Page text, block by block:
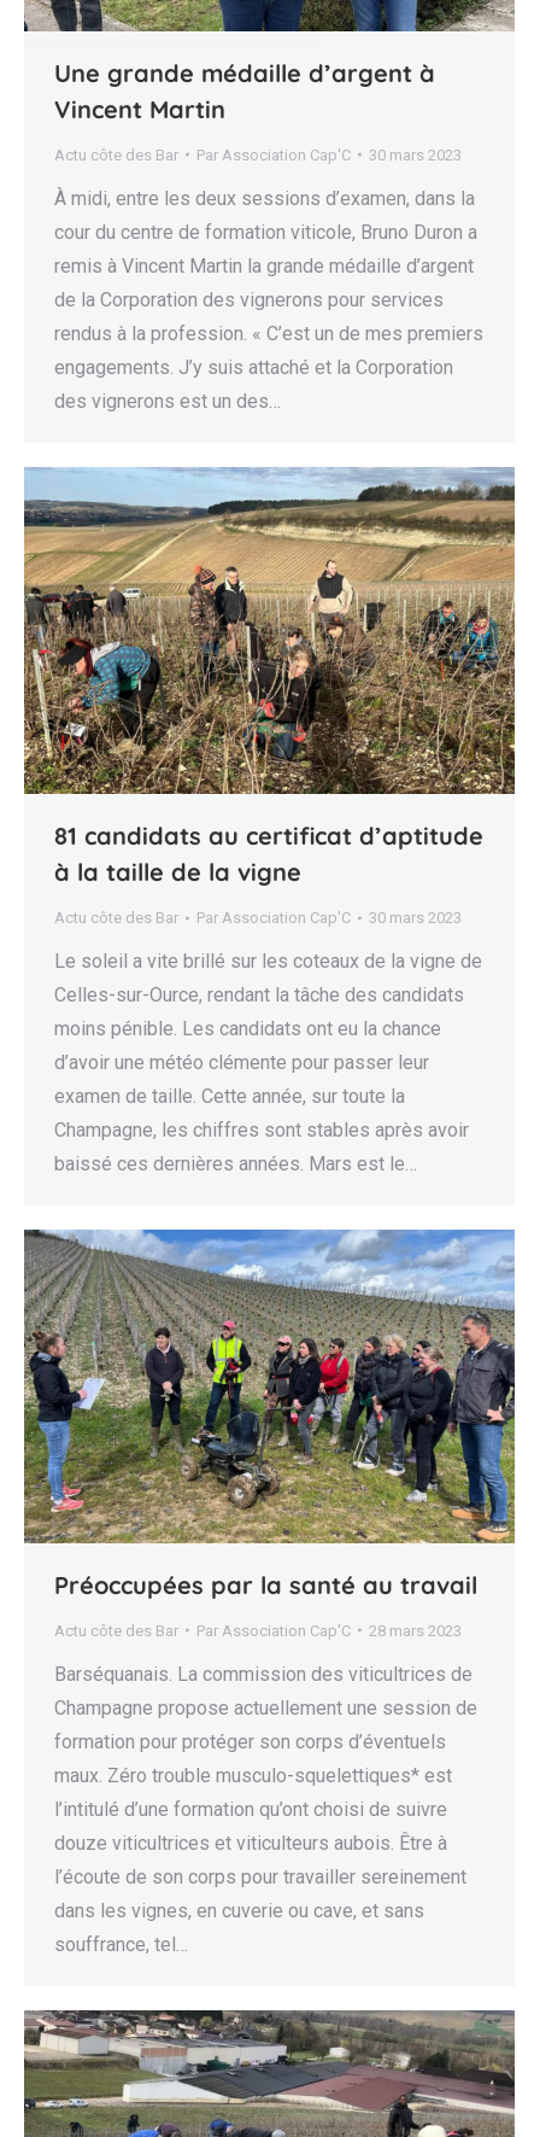
Une grande médaille d’argent à
Vincent Martin
Actu côte des Bar Par Association Cap'C 30 mars 2023
À midi, entre les deux sessions d’examen, dans la
cour du centre de formation viticole, Bruno Duron a
remis à Vincent Martin la grande médaille d’argent
de la Corporation des vignerons pour services
rendus à la profession. « C’est un de mes premiers
engagements. J’y suis attaché et la Corporation
des vignerons est un des…
81 candidats au certificat d’aptitude
à la taille de la vigne
Actu côte des Bar Par Association Cap'C 30 mars 2023
Le soleil a vite brillé sur les coteaux de la vigne de
Celles-sur-Ource, rendant la tâche des candidats
moins pénible. Les candidats ont eu la chance
d’avoir une météo clémente pour passer leur
examen de taille. Cette année, sur toute la
Champagne, les chiffres sont stables après avoir
baissé ces dernières années. Mars est le…
Préoccupées par la santé au travail
Actu côte des Bar Par Association Cap'C 28 mars 2023
Barséquanais. La commission des viticultrices de
Champagne propose actuellement une session de
formation pour protéger son corps d’éventuels
maux. Zéro trouble musculo-squelettiques* est
l’intitulé d’une formation qu’ont choisi de suivre
douze viticultrices et viticulteurs aubois. Être à
l’écoute de son corps pour travailler sereinement
dans les vignes, en cuverie ou cave, et sans
souffrance, tel…